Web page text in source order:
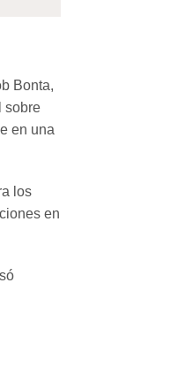
Bonta,
sobre
en una
los
en